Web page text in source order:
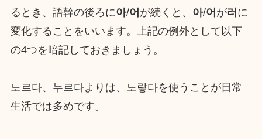
るとき、語幹の後ろに아/어 が続くと、 아/어 が러 に
変化することをいいます。上記の例外として以下
の4つを暗記しておきましょう。
노르다、누르다よりは、노랗다を使うことが日常
生活では多めです。